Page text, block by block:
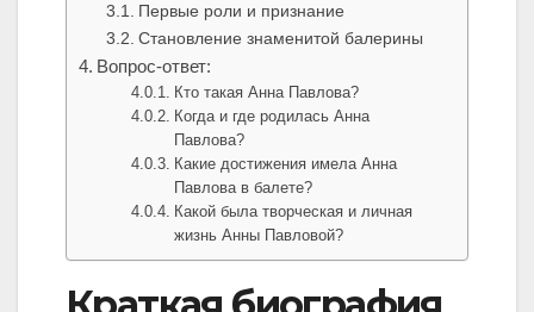
Первые роли и признание
Становление знаменитой балерины
Вопрос-ответ:
Кто такая Анна Павлова?
Когда и где родилась Анна
Павлова?
Какие достижения имела Анна
Павлова в балете?
Какой была творческая и личная
жизнь Анны Павловой?